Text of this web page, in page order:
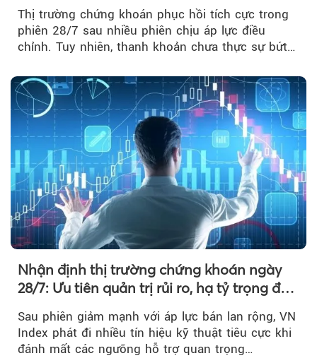
Thị trường chứng khoán phục hồi tích cực trong
phiên 28/7 sau nhiều phiên chịu áp lực điều
chỉnh. Tuy nhiên, thanh khoản chưa thực sự bứt
Nhận định thị trường chứng khoán ngày
28/7: Ưu tiên quản trị rủi ro, hạ tỷ trọng đòn
Sau phiên giảm mạnh với áp lực bán lan rộng, VN
Index phát đi nhiều tín hiệu kỹ thuật tiêu cực khi
đánh mất các ngưỡng hỗ trợ quan trọng…